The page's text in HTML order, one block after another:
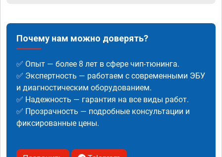
Почему нам можно доверять?
✅ Опыт — более 8 лет в сфере чип-тюнинга.
✅ Экспертность — работаем с современными ЭБУ
и диагностическим оборудованием.
✅ Надежность — гарантия на все виды работ.
✅ Прозрачность — подробные консультации и
фиксированные цены.